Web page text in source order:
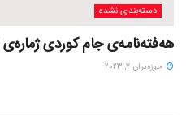
دسته‌بندی نشده
هەفتەنامەی جام کوردی ژمارەی 322
حوزه‌یران 7, 2023